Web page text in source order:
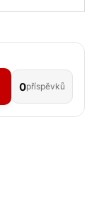
0příspěvků